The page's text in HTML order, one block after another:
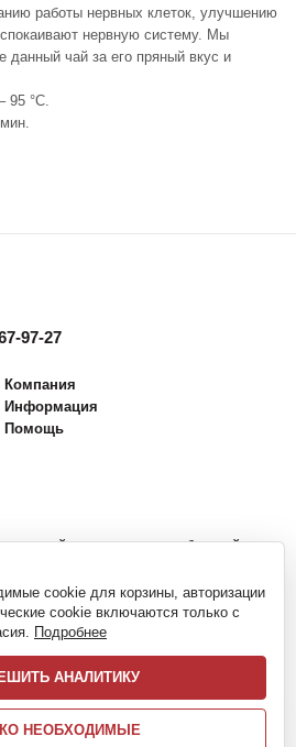
работы нервных клеток, улучшению
нервную систему. Мы
данный чай за его пряный вкус и
95 °С.
97-27
Компания
Информация
Помощь
на сайте не является публичной
характер.
товарные знаки Société
ООО "Кофе-Брейк".
данныхСогласие на обработку
cookie для корзины, авторизации
cookie включаются только с
Подробнее
АНАЛИТИКУ
НЕОБХОДИМЫЕ